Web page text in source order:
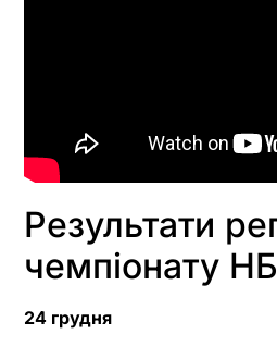
Результати
чемпіонату
24 грудня